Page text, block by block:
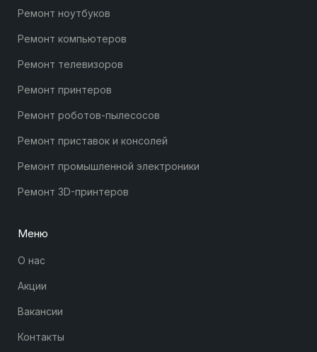
Ремонт ноутбуков
Ремонт компьютеров
Ремонт телевизоров
Ремонт принтеров
Ремонт роботов-пылесосов
Ремонт приставок и консолей
Ремонт промышленной электроники
Ремонт 3D-принтеров
Меню
О нас
Акции
Вакансии
Контакты